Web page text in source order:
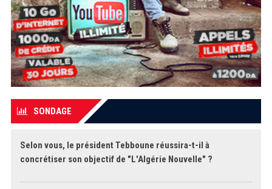
SONDAGE
Selon vous, le président Tebboune réussira-t-il à
concrétiser son objectif de "L'Algérie Nouvelle" ?